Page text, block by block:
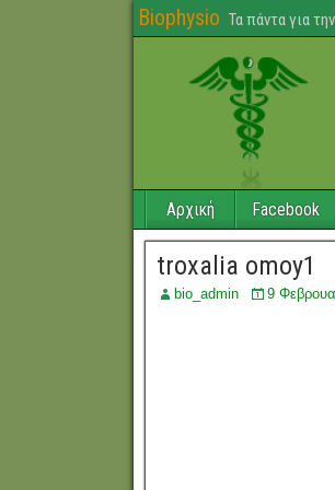
Biophysio Τα πάντα για
Αρχική Facebook
troxalia omoy1
bio_admin 9